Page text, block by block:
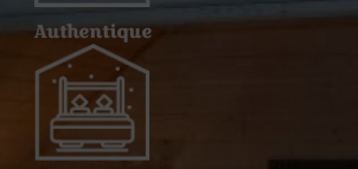
Authentique